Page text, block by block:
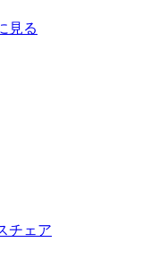
見る
チェア